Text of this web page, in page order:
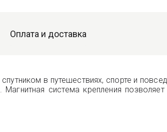
Оплата и доставка
в путешествиях, спорте и
система крепления позволяет